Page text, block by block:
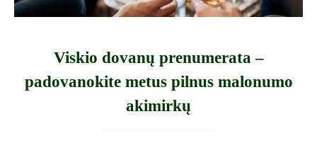
Viskio dovanų prenumerata –
padovanokite metus pilnus malonumo
akimirkų